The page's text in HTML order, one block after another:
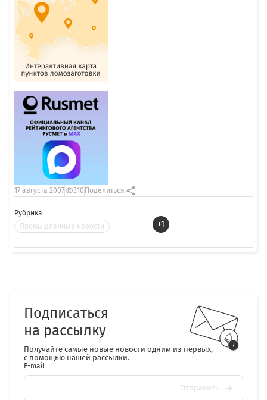
Рубрика
Промышленные новости
+1
17 августа 2007 310 Поделиться
Подписаться
на рассылку
Получайте самые новые новости одним из первых,
с помощью нашей рассылки.
E-mail
Отправить